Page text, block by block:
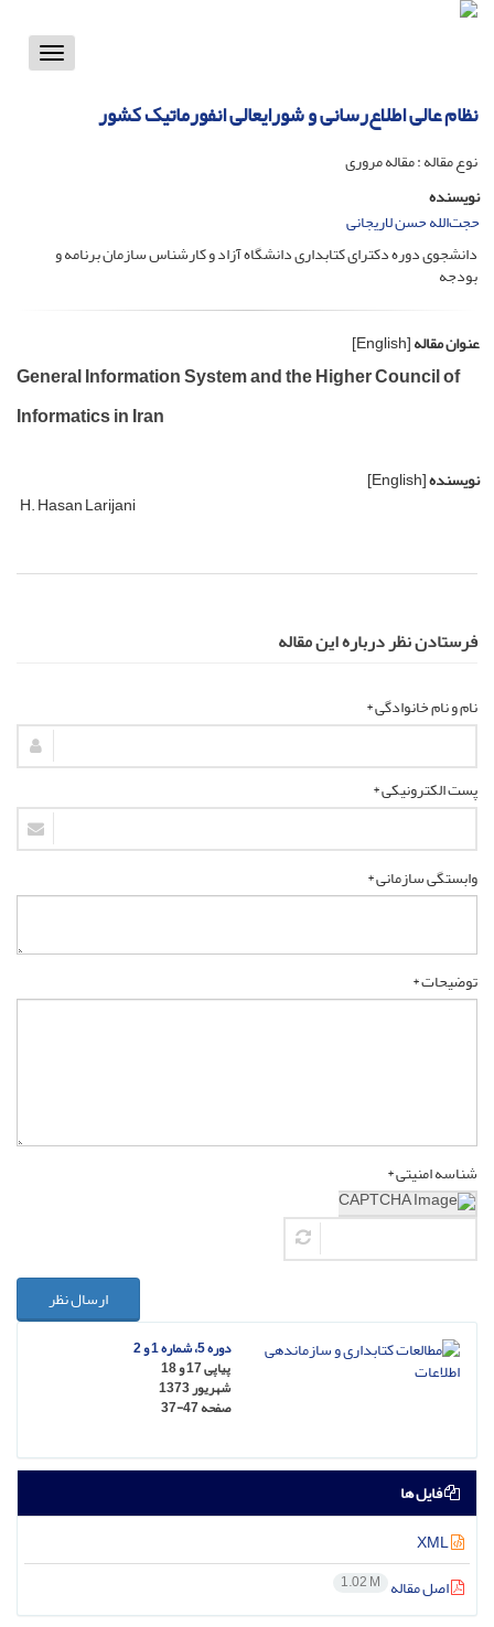
Toggle
نظام عالی اطلاع‌رسانی و شورایعالی انفورماتیک کشور
نوع مقاله : مقاله مروری
نویسنده
حجت‌الله حسن لاریجانی
دانشجوی دوره دکترای کتابداری دانشگاه آزاد و کارشناس سازمان برنامه و
بودجه
عنوان مقاله[English]
General Information System and the Higher Council of
Informatics in Iran
نویسنده[English]
H. Hasan Larijani
فرستادن نظر درباره این مقاله
نام و نام خانوادگی *
پست الکترونیکی *
وابستگی سازمانی *
توضیحات *
شناسه امنیتی *
ارسال نظر
دوره 5، شماره 1 و 2
پیاپی 17 و 18
شهریور 1373
صفحه37-47
فایل ها
اصل مقاله 1.02 M